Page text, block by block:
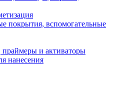
покрытия, вспомогательные
и активаторы
нанесения